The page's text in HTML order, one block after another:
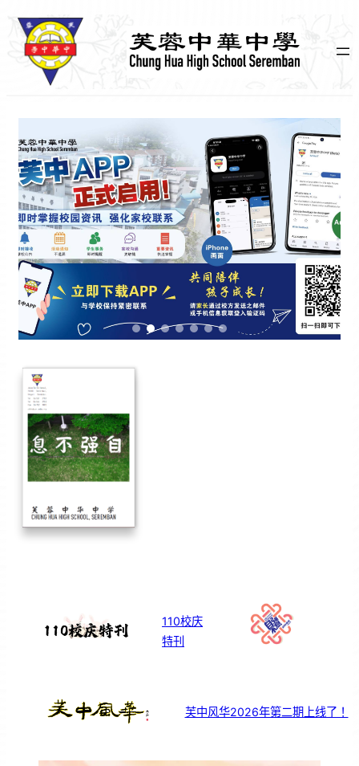
110校庆
特刊
芙中风华2026年第二期上线了！